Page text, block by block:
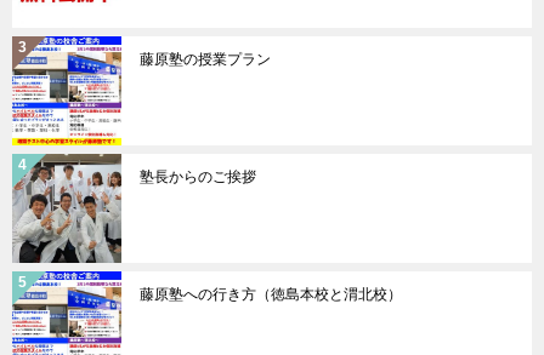
藤原塾の授業プラン
塾長からのご挨拶
藤原塾への行き方（徳島本校と渭北校）